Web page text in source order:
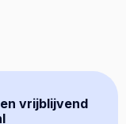
vrijblijvend